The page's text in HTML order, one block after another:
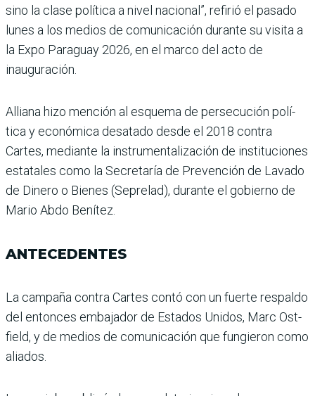
sino la clase política a nivel nacio­nal”, refirió el pasado
lunes a los medios de comunicación durante su visita a
la Expo Paraguay 2026, en el marco del acto de
inauguración.
Alliana hizo mención al esquema de persecución polí­
tica y económica desatado desde el 2018 contra
Cartes, mediante la instrumentali­zación de instituciones
esta­tales como la Secretaría de Prevención de Lavado
de Dinero o Bienes (Seprelad), durante el gobierno de
Mario Abdo Benítez.
ANTECEDENTES
La campaña contra Cartes contó con un fuerte respaldo
del entonces embajador de Estados Unidos, Marc Ost­
field, y de medios de comu­nicación que fungieron como
aliados.